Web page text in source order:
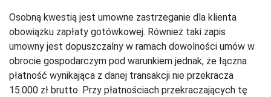
Osobną kwestią jest umowne zastrzeganie dla klienta
obowiązku zapłaty gotówkowej. Również taki zapis
umowny jest dopuszczalny w ramach dowolności umów w
obrocie gospodarczym pod warunkiem jednak, że łączna
płatność wynikająca z danej transakcji nie przekracza
15.000 zł brutto. Przy płatnościach przekraczających tę